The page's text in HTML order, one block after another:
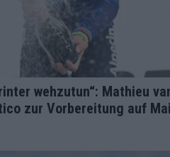
wehzutun“: Mathieu
zur Vorbereitung auf